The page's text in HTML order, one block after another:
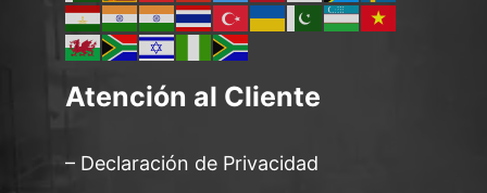
Atención al Cliente
– Declaración de Privacidad